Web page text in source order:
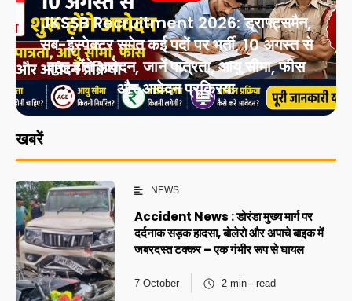
JKSSB Recruitment 2026: ड्राफ्ट्समैन,
सब-इंस्पेक्टर समेत कई पदों पर भर्ती, 10 अगस्त से
शुरू होंगे आवेदन, जानें पात्रता, आयु सीमा, फीस
और आवेदन प्रक्रिया
खबरें
NEWS
Accident News : डोरंडा मुख्य मार्ग पर
दर्दनाक सड़क हादसा, बोलेरो और अपाचे बाइक में
जबरदस्त टक्कर – एक गंभीर रूप से घायल
7 October 2 min - read